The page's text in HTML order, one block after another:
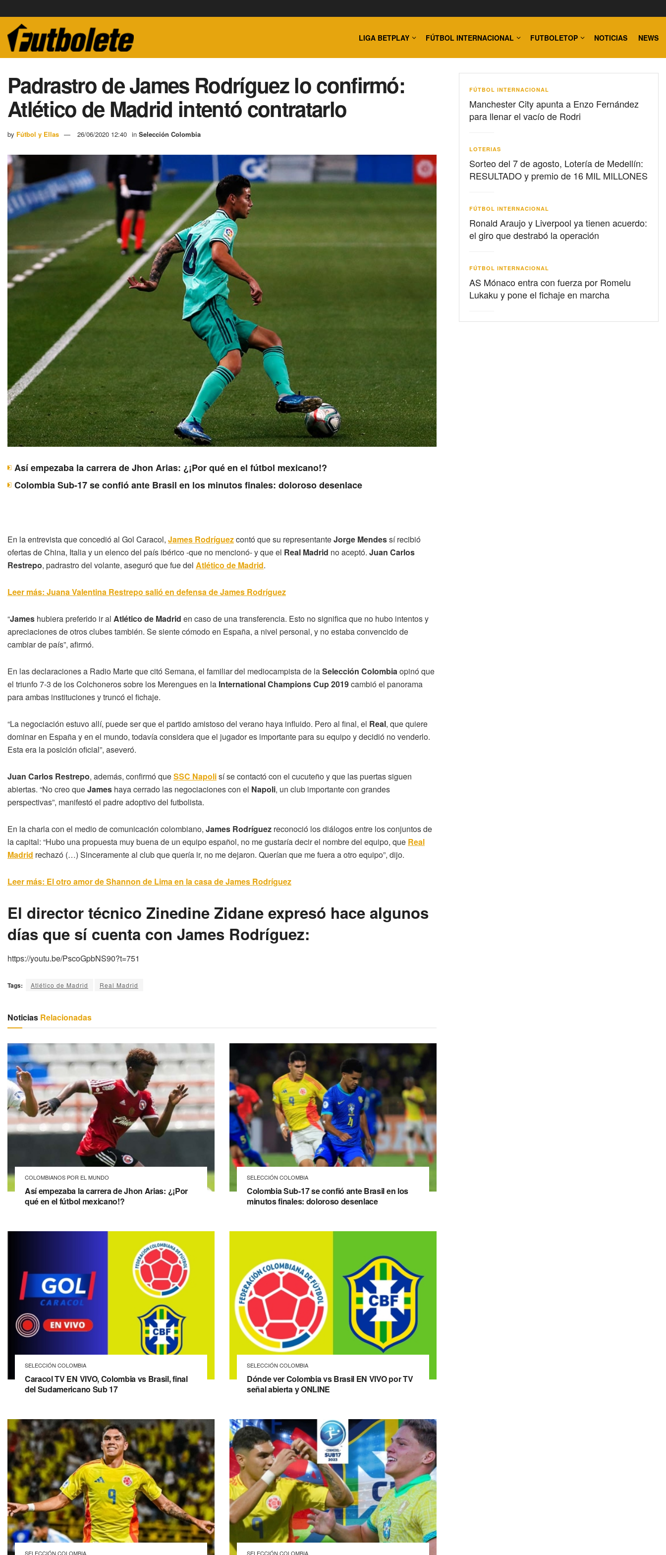
LIGA BETPLAY FÚTBOL INTERNACIONAL FUTBOLETOP NOTICIAS NEWS
Padrastro de James Rodríguez lo confirmó:
Atlético de Madrid intentó contratarlo
by Fútbol y Ellas 26/06/2020 12:40 in Selección Colombia
Así empezaba la carrera de Jhon Arias: ¿¡Por qué en el fútbol mexicano!?
Colombia Sub-17 se confió ante Brasil en los minutos finales: doloroso desenlace
En la entrevista que concedió al Gol Caracol, James Rodríguezcontó que su representanteJorge Mendessí recibió
ofertas de China, Italia y un elenco del país ibérico -que no mencionó- y que el Real Madrid no aceptó. Juan Carlos
Restrepo, padrastro del volante, aseguró que fue del Atlético de Madrid.
Leer más: Juana Valentina Restrepo salió en defensa de James Rodríguez
“James hubiera preferido ir al Atlético de Madrid en caso de una transferencia. Esto no significa que no hubo intentos y
apreciaciones de otros clubes también. Se siente cómodo en España, a nivel personal, y no estaba convencido de
cambiar de país”, afirmó.
En las declaraciones a Radio Marte que citó Semana, el familiar del mediocampista de laSelección Colombiaopinó que
el triunfo 7-3 de los Colchoneros sobre los Merengues en la International Champions Cup 2019cambió el panorama
para ambas instituciones y truncó el fichaje.
“La negociación estuvo allí, puede ser que el partido amistoso del verano haya influido. Pero al final, el Real, que quiere
dominar en España y en el mundo, todavía considera que el jugador es importante para su equipo y decidió no venderlo.
Esta era la posición oficial”, aseveró.
Juan Carlos Restrepo, además, confirmó queSSC Napolisí se contactó con el cucuteño y que las puertas siguen
abiertas. “No creo queJames haya cerrado las negociaciones con el Napoli, un club importante con grandes
perspectivas”, manifestó el padre adoptivo del futbolista.
En la charla con el medio de comunicación colombiano, James Rodríguez reconoció los diálogos entre los conjuntos de
la capital: “Hubo una propuesta muy buena de un equipo español, no me gustaría decir el nombre del equipo, que Real
Madrid rechazó (…) Sinceramente al club que quería ir, no me dejaron. Querían que me fuera a otro equipo”, dijo.
Leer más: El otro amor de Shannon de Lima en la casa de James Rodríguez
El director técnico Zinedine Zidane expresó hace algunos
días que sí cuenta con James Rodríguez:
https://youtu.be/PscoGpbNS90?t=751
Tags: Atlético de Madrid Real Madrid
Noticias Relacionadas
COLOMBIANOS POR EL MUNDO
Así empezaba la carrera de Jhon Arias: ¿¡Por
qué en el fútbol mexicano!?
SELECCIÓN COLOMBIA
Colombia Sub-17 se confió ante Brasil en los
minutos finales: doloroso desenlace
SELECCIÓN COLOMBIA
Caracol TV EN VIVO, Colombia vs Brasil, final
del Sudamericano Sub 17
SELECCIÓN COLOMBIA
Dónde ver Colombia vs Brasil EN VIVO por TV
señal abierta y ONLINE
SELECCIÓN COLOMBIA SELECCIÓN COLOMBIA
FÚTBOL INTERNACIONAL
Manchester City apunta a Enzo Fernández
para llenar el vacío de Rodri
LOTERIAS
Sorteo del 7 de agosto, Lotería de Medellín:
RESULTADO y premio de 16 MIL MILLONES
FÚTBOL INTERNACIONAL
Ronald Araujo y Liverpool ya tienen acuerdo:
el giro que destrabó la operación
FÚTBOL INTERNACIONAL
AS Mónaco entra con fuerza por Romelu
Lukaku y pone el fichaje en marcha